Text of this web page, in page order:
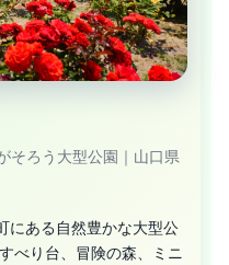
そろう大型公園｜山口県
にある自然豊かな大型公
べり台、冒険の森、ミニ